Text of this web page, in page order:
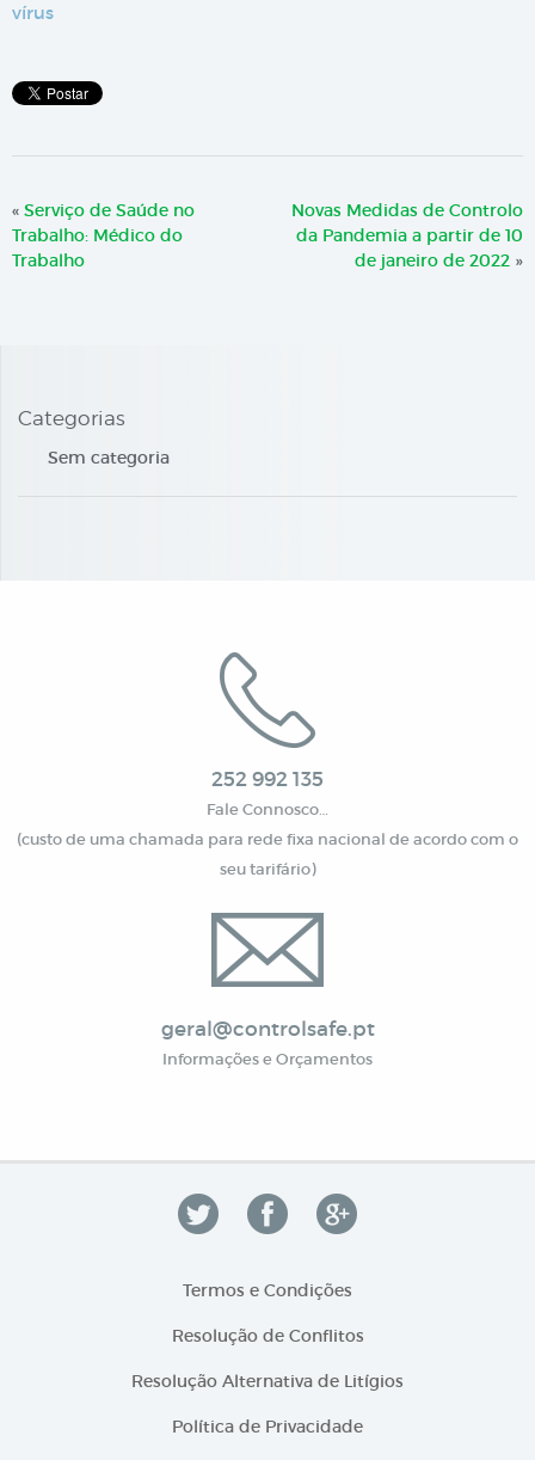
vírus
« Serviço de Saúde no
Trabalho: Médico do
Trabalho
Novas Medidas de Controlo
da Pandemia a partir de 10
de janeiro de 2022 »
Categorias
Sem categoria
252 992 135
Fale Connosco…
(custo de uma chamada para rede fixa nacional de acordo com o
seu tarifário)
geral@controlsafe.pt
Informações e Orçamentos
Termos e Condições
Resolução de Conflitos
Resolução Alternativa de Litígios
Política de Privacidade